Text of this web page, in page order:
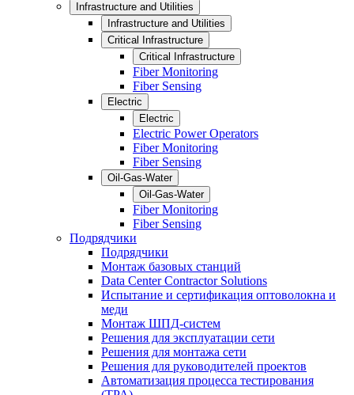
Infrastructure and Utilities
Infrastructure and Utilities
Critical Infrastructure
Critical Infrastructure
Fiber Monitoring
Fiber Sensing
Electric
Electric
Electric Power Operators
Fiber Monitoring
Fiber Sensing
Oil-Gas-Water
Oil-Gas-Water
Fiber Monitoring
Fiber Sensing
Подрядчики
Подрядчики
Монтаж базовых станций
Data Center Contractor Solutions
Испытание и сертификация оптоволокна и
меди
Монтаж ШПД-систем
Решения для эксплуатации сети
Решения для монтажа сети
Решения для руководителей проектов
Автоматизация процесса тестирования